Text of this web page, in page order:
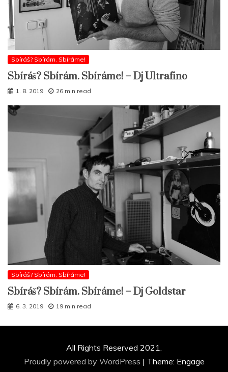
Sbíráš? Sbírám. Sbíráme!
Sbíráš? Sbírám. Sbíráme! – Dj Ultrafino
1. 8. 2019 26 min read
Sbíráš? Sbírám. Sbíráme!
Sbíráš? Sbírám. Sbíráme! – Dj Goldstar
6. 3. 2019 19 min read
All Rights Reserved 2021.
Proudly powered by WordPress | Theme: Engage